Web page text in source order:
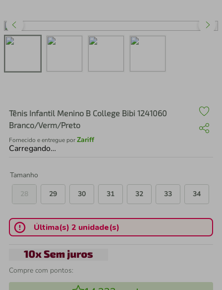
Tênis Infantil Menino B College Bibi 1241060
Branco/Verm/Preto
Fornecido e entregue porZariff
Carregando…
Tamanho
28
29 30 31 32 33 34
Última(s) 2 unidade(s)
Compre com pontos:
perfume